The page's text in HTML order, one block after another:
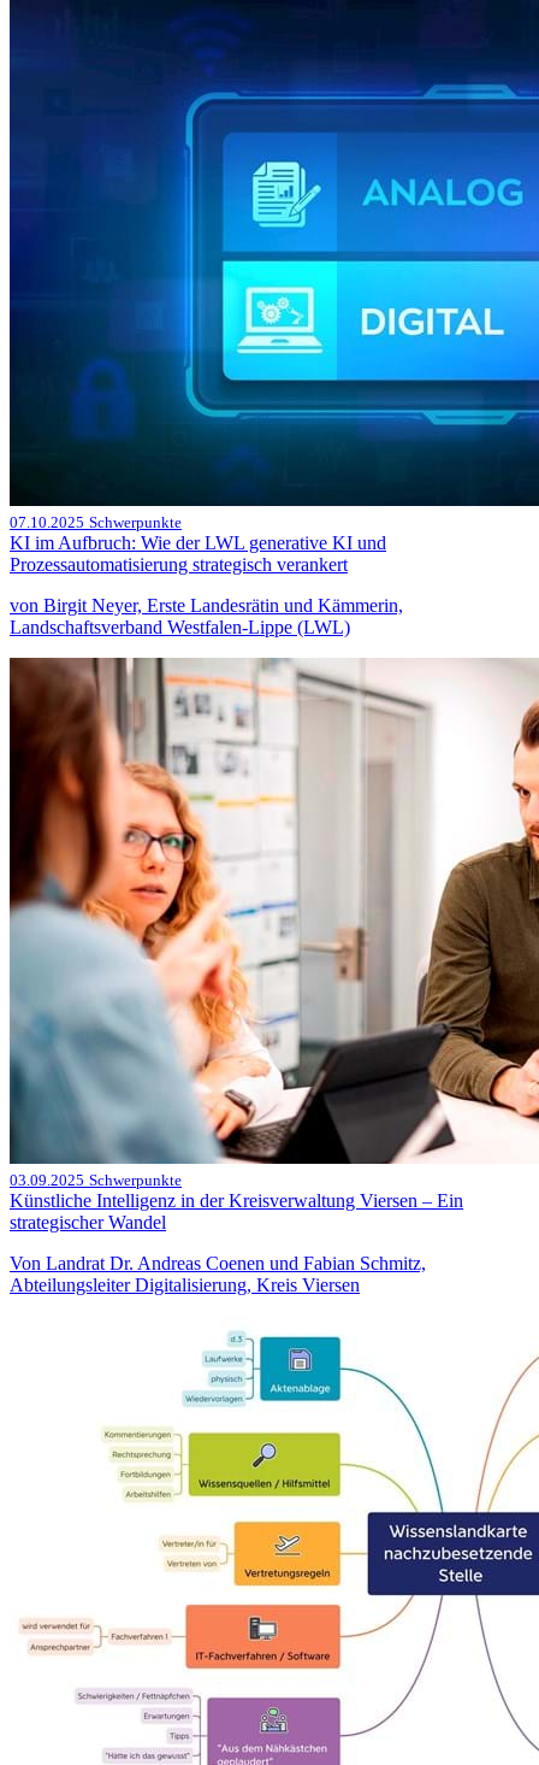
07.10.2025 Schwerpunkte
KI im Aufbruch: Wie der LWL generative KI und
Prozessautomatisierung strategisch verankert
von Birgit Neyer, Erste Landesrätin und Kämmerin,
Landschaftsverband Westfalen-Lippe (LWL)
03.09.2025 Schwerpunkte
Künstliche Intelligenz in der Kreisverwaltung Viersen – Ein
strategischer Wandel
Von Landrat Dr. Andreas Coenen und Fabian Schmitz,
Abteilungsleiter Digitalisierung, Kreis Viersen